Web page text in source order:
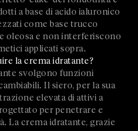
a base di acido ialuronico
come base trucco
oleosa e non interferiscono
applicati sopra.
la crema idratante?
svolgono funzioni
Il siero, per la sua
elevata di attivi a
per penetrare e
La crema idratante, grazie